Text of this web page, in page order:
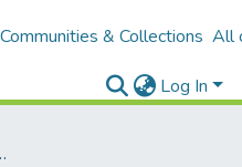
Communities & Collections All
Log In
Faculty